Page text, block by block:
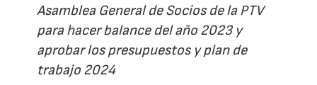
Asamblea General de Socios de la PTV
para hacer balance del año 2023 y
aprobar los presupuestos y plan de
trabajo 2024